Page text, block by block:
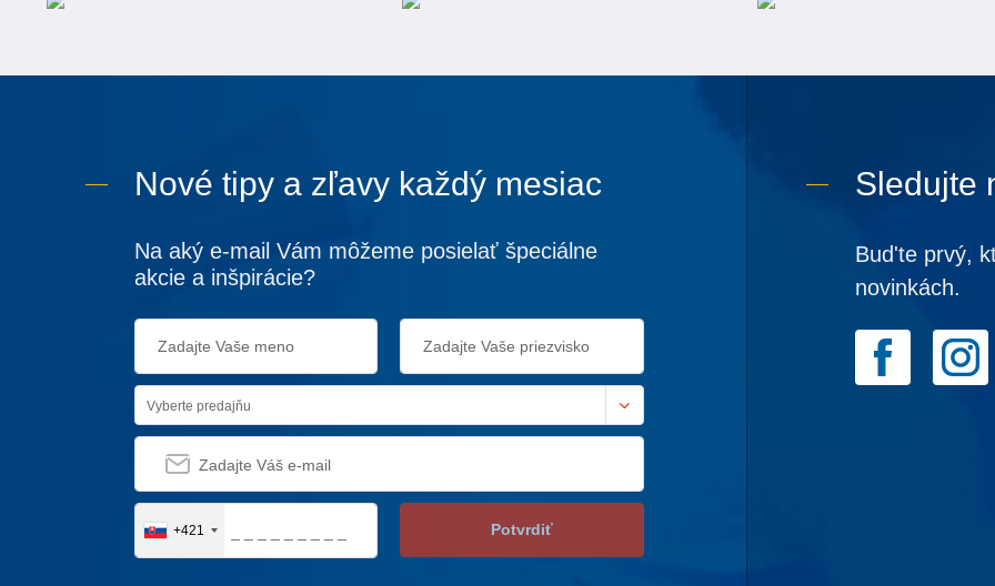
Nové tipy a zľavy každý mesiac
Na aký e-mail Vám môžeme posielať špeciálne
akcie a inšpirácie?
Vyberte predajňu
+421 Potvrdiť
Sledujte
Bud'te prvý,
novinkách.